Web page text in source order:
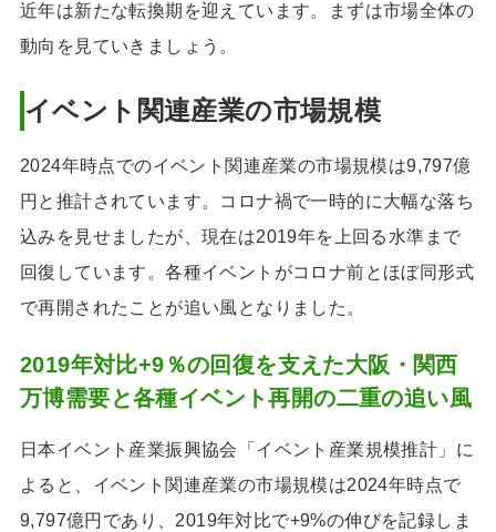
近年は新たな転換期を迎えています。まずは市場全体の
動向を見ていきましょう。
イベント関連産業の市場規模
2024年時点でのイベント関連産業の市場規模は9,797億
円と推計されています。コロナ禍で一時的に大幅な落ち
込みを見せましたが、現在は2019年を上回る水準まで
回復しています。各種イベントがコロナ前とほぼ同形式
で再開されたことが追い風となりました。
2019年対比+9％の回復を支えた大阪・関西
万博需要と各種イベント再開の二重の追い風
日本イベント産業振興協会「イベント産業規模推計」に
よると、イベント関連産業の市場規模は2024年時点で
9,797億円であり、2019年対比で+9%の伸びを記録しま